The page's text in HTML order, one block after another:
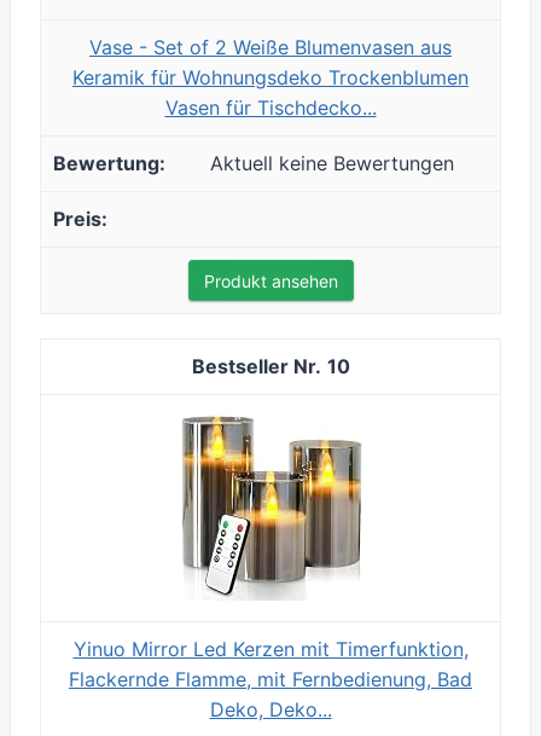
Vase - Set of 2 Weiße Blumenvasen aus
Keramik für Wohnungsdeko Trockenblumen
Vasen für Tischdecko...
Aktuell keine Bewertungen
Produkt ansehen
10
Yinuo Mirror Led Kerzen mit Timerfunktion,
Flackernde Flamme, mit Fernbedienung, Bad
Deko, Deko...